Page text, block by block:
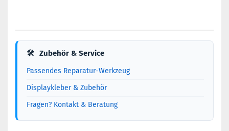
🛠 Zubehör & Service
Passendes Reparatur-Werkzeug
Displaykleber & Zubehör
Fragen? Kontakt & Beratung